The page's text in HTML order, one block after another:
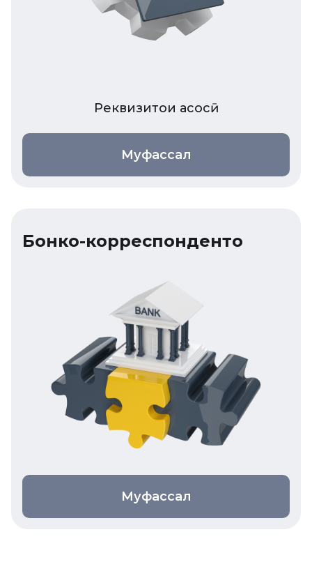
Реквизитҳои асосӣ
Муфассал
Бонкҳо-корреспондентҳо
Муфассал